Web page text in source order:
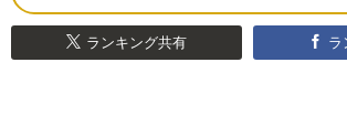
ランキング共有 ラ